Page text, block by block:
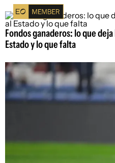
Fondos ganaderos: lo que
Estado y lo que falta